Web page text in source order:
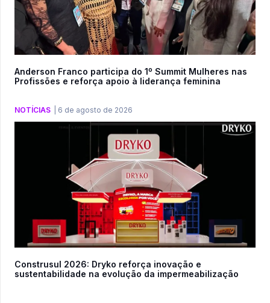
Anderson Franco participa do 1º Summit Mulheres nas
Profissões e reforça apoio à liderança feminina
NOTÍCIAS 6 de agosto de 2026
Construsul 2026: Dryko reforça inovação e
sustentabilidade na evolução da impermeabilização